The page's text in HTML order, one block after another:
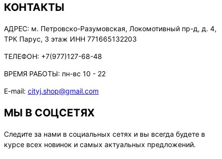
КОНТАКТЫ
АДРЕС: м. Петровско-Разумовская, Локомотивный пр-д, д. 4,
ТРК Парус, 3 этаж ИНН 771665132203
ТЕЛЕФОН: +7(977)127-68-48
ВРЕМЯ РАБОТЫ: пн-вс 10 - 22
E-mail: cityj.shop@gmail.com
МЫ В СОЦСЕТЯХ
Следите за нами в социальных сетях и вы всегда будете в
курсе всех новинок и самых актуальных предложений.